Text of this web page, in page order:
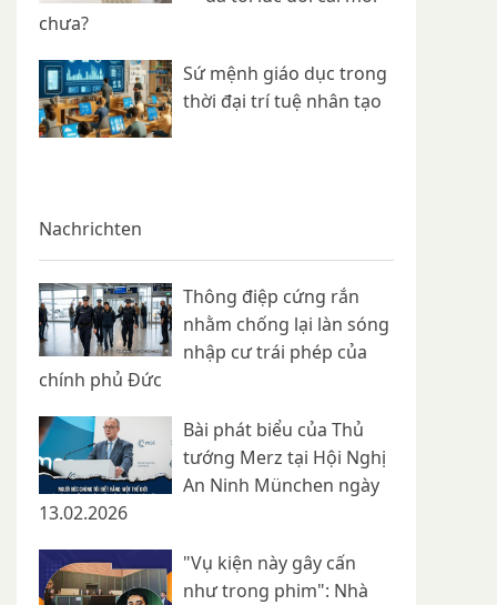
chưa?
Sứ mệnh giáo dục trong
thời đại trí tuệ nhân tạo
Nachrichten
Thông điệp cứng rắn
nhằm chống lại làn sóng
nhập cư trái phép của
chính phủ Đức
Bài phát biểu của Thủ
tướng Merz tại Hội Nghị
An Ninh München ngày
13.02.2026
"Vụ kiện này gây cấn
như trong phim": Nhà